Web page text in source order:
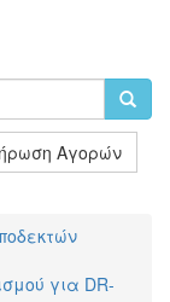
Αγορών
για DR-